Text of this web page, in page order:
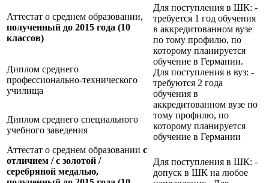
Аттестат о среднем образовании,
полученный до 2015 года (10
классов)
Для поступления в ШК: -
требуется 1 год обучения
в аккредитованном вузе
по тому профилю, по
которому планируется
обучение в Германии.
Для поступления в вуз: -
требуются 2 года
обучения в
аккредитованном вузе по
тому профилю, по
которому планируется
обучение в Германии
Диплом среднего
профессионально-технического
училища
Диплом среднего специального
учебного заведения
Аттестат о среднем образовании с
отличием / с золотой /
серебряной медалью,
Для поступления в ШК: -
допуск в ШК на любое